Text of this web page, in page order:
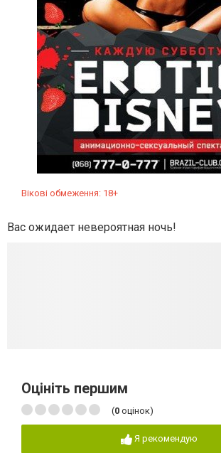
Вікові обмеження: 18+
Вас ожидает невероятная ночь!
Оцініть першим
(0 оцінок)
Я рекомендую